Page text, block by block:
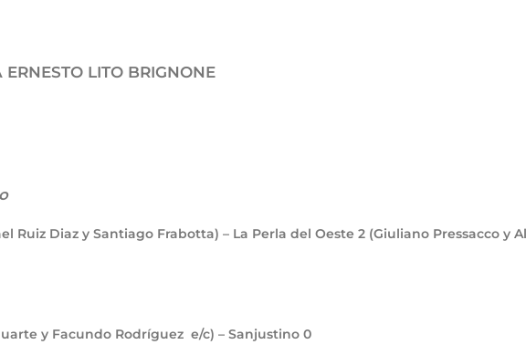
ERNESTO LITO BRIGNONE
Ruiz Diaz y Santiago Frabotta) – La Perla del Oeste 2 (Giuliano Pressacco y
y Facundo Rodríguez e/c) – Sanjustino 0